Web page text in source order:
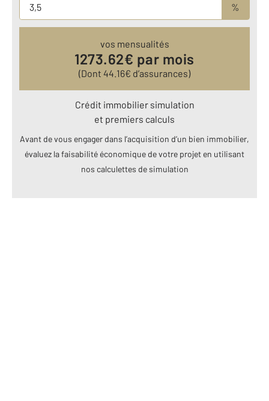
%
vos mensualités
1273.62€ par mois
(Dont 44.16€ d’assurances)
Crédit immobilier simulation
et premiers calculs
Avant de vous engager dans l’acquisition d’un bien immobilier,
évaluez la faisabilité économique de votre projet en utilisant
nos calculettes de simulation